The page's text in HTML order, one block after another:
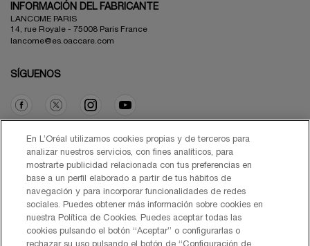
INFORMACIÓN DEL FABRICANTE
LANCOME PARIS
14, rue Royale - 75008 Paris France
lancome@es.oaccare.com
SÍGUENOS
Opción de compra
€ - ES (ES)
© Lancôme 2026
En L’Oréal utilizamos cookies propias y de terceros para
analizar nuestros servicios, con fines analíticos, para
mostrarte publicidad relacionada con tus preferencias en
base a un perfil elaborado a partir de tus hábitos de
navegación y para incorporar funcionalidades de redes
sociales. Puedes obtener más información sobre cookies en
nuestra Política de Cookies. Puedes aceptar todas las
cookies pulsando el botón “Aceptar” o configurarlas o